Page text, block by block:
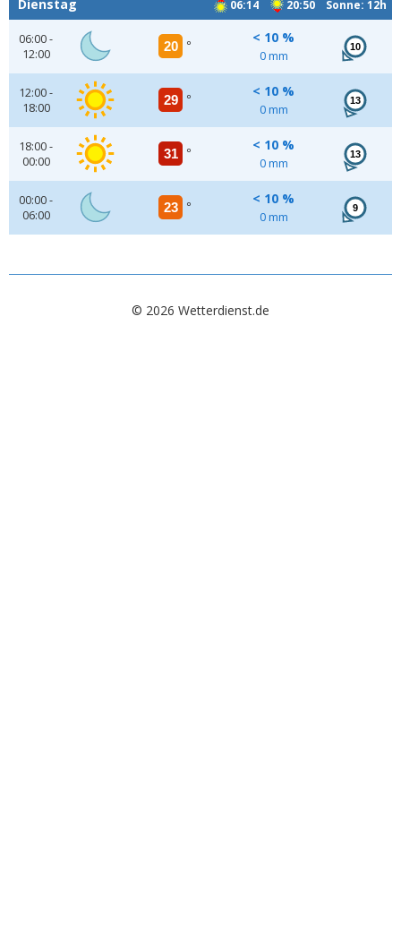
06:14 20:50 Sonne: 12h
Dienstag
06:00 -
12:00
20 °
< 10 %
0 mm
10
12:00 -
18:00
29 °
< 10 %
0 mm
13
18:00 -
00:00
31 °
< 10 %
0 mm
13
00:00 -
06:00
23 °
< 10 %
0 mm
9
© 2026 Wetterdienst.de